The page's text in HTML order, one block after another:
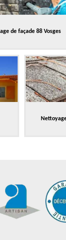
de façade 88 Vosges